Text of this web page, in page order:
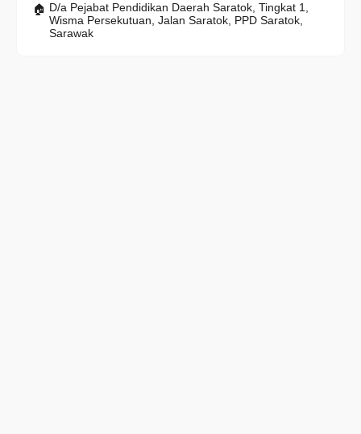
D/a Pejabat Pendidikan Daerah Saratok, Tingkat 1,
Wisma Persekutuan, Jalan Saratok, PPD Saratok,
Sarawak